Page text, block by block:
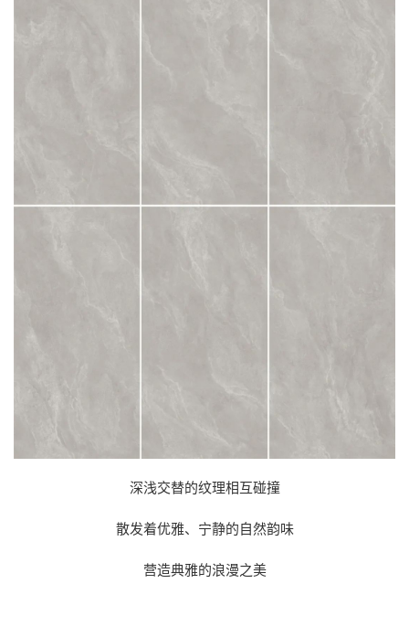
深浅交替的纹理相互碰撞
散发着优雅、宁静的自然韵味
营造典雅的浪漫之美